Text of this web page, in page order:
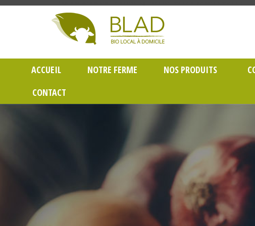
ACCUEIL NOTRE FERME NOS PRODUITS
CONTACT